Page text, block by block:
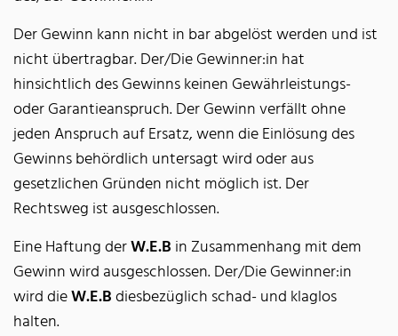
Der Gewinn kann nicht in bar abgelöst werden und ist
nicht übertragbar. Der/Die Gewinner:in hat
hinsichtlich des Gewinns keinen Gewährleistungs-
oder Garantieanspruch. Der Gewinn verfällt ohne
jeden Anspruch auf Ersatz, wenn die Einlösung des
Gewinns behördlich untersagt wird oder aus
gesetzlichen Gründen nicht möglich ist. Der
Rechtsweg ist ausgeschlossen.
Eine Haftung derW.E.B in Zusammenhang mit dem
Gewinn wird ausgeschlossen. Der/Die Gewinner:in
wird dieW.E.Bdiesbezüglich schad- und klaglos
halten.